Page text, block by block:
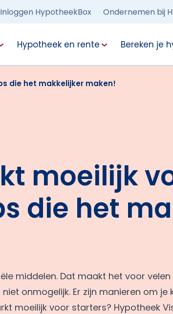
Inloggen HypotheekBox Ondernemen bij
Hypotheek en rente Bereken je
die het makkelijker maken!
moeilijk
die het
middelen. Dat maakt het voor
onmogelijk. Er zijn manieren om je
moeilijk voor starters? Hypotheek